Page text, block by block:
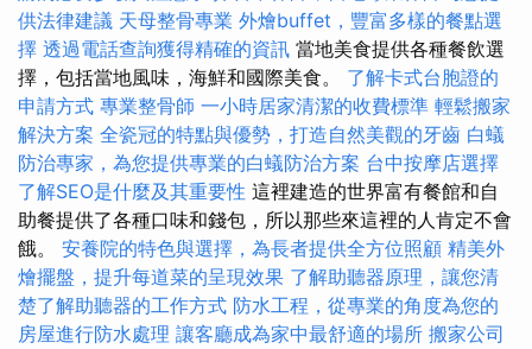
供法律建議 天母整骨專業 外燴buffet，豐富多樣的餐點選
擇 透過電話查詢獲得精確的資訊 當地美食提供各種餐飲選
擇，包括當地風味，海鮮和國際美食。 了解卡式台胞證的
申請方式 專業整骨師 一小時居家清潔的收費標準 輕鬆搬家
解決方案 全瓷冠的特點與優勢，打造自然美觀的牙齒 白蟻
防治專家，為您提供專業的白蟻防治方案 台中按摩店選擇
了解SEO是什麼及其重要性 這裡建造的世界富有餐館和自
助餐提供了各種口味和錢包，所以那些來這裡的人肯定不會
餓。 安養院的特色與選擇，為長者提供全方位照顧 精美外
燴擺盤，提升每道菜的呈現效果 了解助聽器原理，讓您清
楚了解助聽器的工作方式 防水工程，從專業的角度為您的
房屋進行防水處理 讓客廳成為家中最舒適的場所 搬家公司